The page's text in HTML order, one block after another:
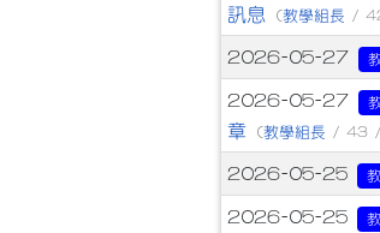
訊息
(教學組長 /
2026-05-27
2026-05-27
章
(教學組長 / 43
2026-05-25
2026-05-25